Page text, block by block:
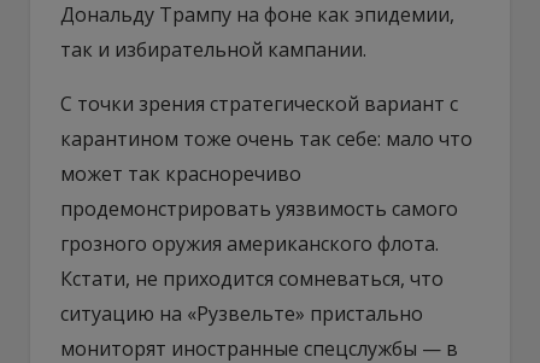
Дональду Трампу на фоне как эпидемии,
так и избирательной кампании.
С точки зрения стратегической вариант с
карантином тоже очень так себе: мало что
может так красноречиво
продемонстрировать уязвимость самого
грозного оружия американского флота.
Кстати, не приходится сомневаться, что
ситуацию на «Рузвельте» пристально
мониторят иностранные спецслужбы — в